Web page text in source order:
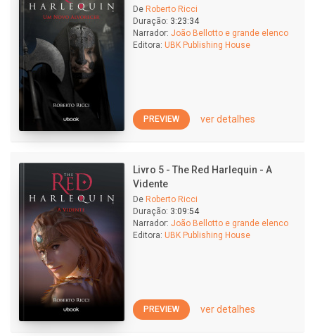
De Roberto Ricci
Duração: 3:23:34
Narrador: João Bellotto e grande elenco
Editora: UBK Publishing House
PREVIEW ver detalhes
Livro 5 - The Red Harlequin - A
Vidente
De Roberto Ricci
Duração: 3:09:54
Narrador: João Bellotto e grande elenco
Editora: UBK Publishing House
PREVIEW ver detalhes